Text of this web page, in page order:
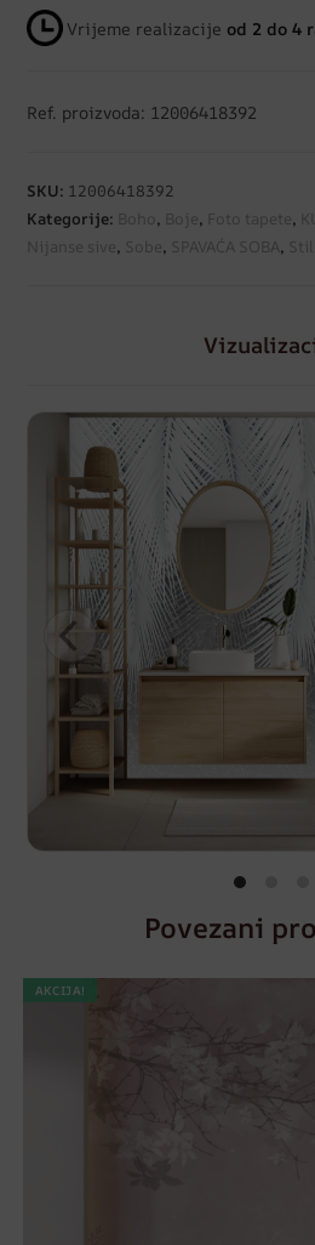
Vrijeme realizacije od 2 do 4
Ref. proizvoda: 12006418392
SKU: 12006418392
Kategorije: Boho , Boje, Foto tapete,
Nijanse sive, Sobe, SPAVAĆA SOBA, Stil
Povezani
AKCIJA!